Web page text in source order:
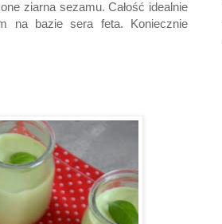
ziarna sezamu. Całość idealnie
na bazie sera feta. Koniecznie